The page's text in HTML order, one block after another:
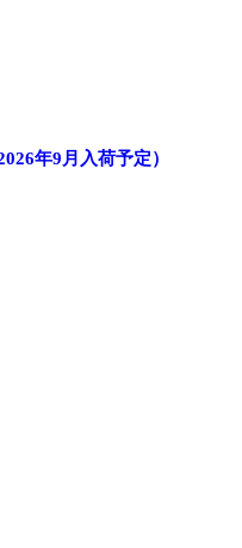
年9月入荷予定）